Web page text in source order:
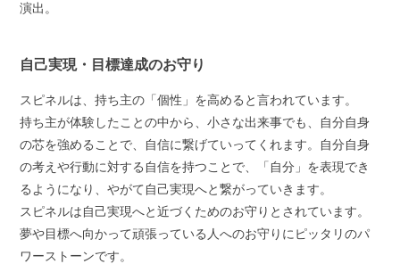
演出。
自己実現・目標達成のお守り
スピネルは、持ち主の「個性」を高めると言われています。
持ち主が体験したことの中から、小さな出来事でも、自分自身
の芯を強めることで、自信に繋げていってくれます。自分自身
の考えや行動に対する自信を持つことで、「自分」を表現でき
るようになり、やがて自己実現へと繋がっていきます。
スピネルは自己実現へと近づくためのお守りとされています。
夢や目標へ向かって頑張っている人へのお守りにピッタリのパ
ワーストーンです。